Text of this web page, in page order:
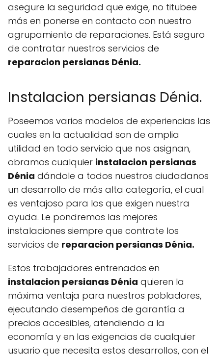
asegure la seguridad que exige, no titubee
más en ponerse en contacto con nuestro
agrupamiento de reparaciones. Está seguro
de contratar nuestros servicios de
reparacion persianas Dénia.
Instalacion persianas Dénia.
Poseemos varios modelos de experiencias las
cuales en la actualidad son de amplia
utilidad en todo servicio que nos asignan,
obramos cualquier instalacion persianas
Dénia dándole a todos nuestros ciudadanos
un desarrollo de más alta categoría, el cual
es ventajoso para los que exigen nuestra
ayuda. Le pondremos las mejores
instalaciones siempre que contrate los
servicios de reparacion persianas Dénia.
Estos trabajadores entrenados en
instalacion persianas Dénia quieren la
máxima ventaja para nuestros pobladores,
ejecutando desempeños de garantía a
precios accesibles, atendiendo a la
economía y en las exigencias de cualquier
usuario que necesita estos desarrollos, con el